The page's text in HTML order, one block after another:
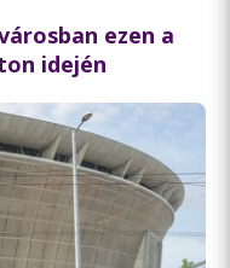
ezen a
idején